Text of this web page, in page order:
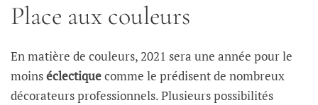
Place aux couleurs
En matière de couleurs, 2021 sera une année pour le
moinséclectiquecomme le prédisent de nombreux
décorateurs professionnels. Plusieurs possibilités